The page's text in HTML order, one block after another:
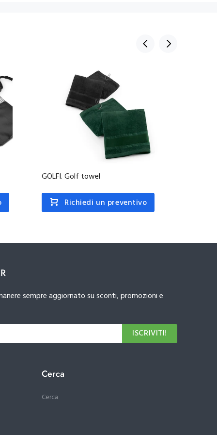
GOLFI. Golf towel
Richiedi un preventivo
sempre aggiornato su sconti, promozioni e
ISCRIVITI!
Cerca
Cerca